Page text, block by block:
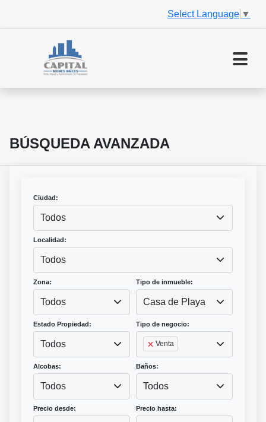
Select Language ▼
BÚSQUEDA AVANZADA
Ciudad:
Todos
Localidad:
Todos
Zona:
Todos
Tipo de inmueble:
Casa de Playa
Estado Propiedad:
Todos
Tipo de negocio:
Venta
Alcobas:
Todos
Baños:
Todos
Precio desde: Precio hasta: